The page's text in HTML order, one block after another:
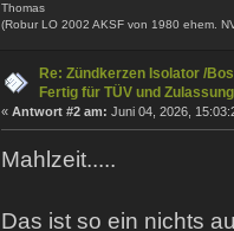
Thomas
(Robur LO 2002 AKSF von 1980 ehem.
Re: Zündkerzen Isolator /
Fertig für TÜV und Zulassung
« Antwort #2 am: Juni 04, 2026,
Mahlzeit.....
Das ist so ein nichts